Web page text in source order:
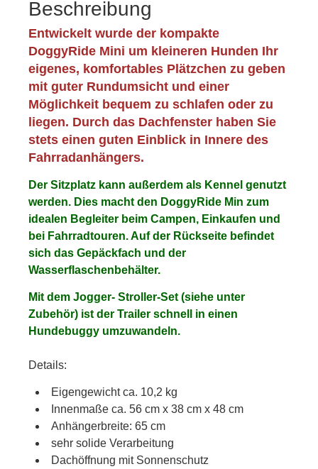
Beschreibung
Entwickelt wurde der kompakte
DoggyRide Mini um kleineren Hunden Ihr
eigenes, komfortables Plätzchen zu geben
mit guter Rundumsicht und einer
Möglichkeit bequem zu schlafen oder zu
liegen. Durch das Dachfenster haben Sie
stets einen guten Einblick in Innere des
Fahrradanhängers.
Der Sitzplatz kann außerdem als Kennel genutzt
werden. Dies macht den DoggyRide Min zum
idealen Begleiter beim Campen, Einkaufen und
bei Fahrradtouren. Auf der Rückseite befindet
sich das Gepäckfach und der
Wasserflaschenbehälter.
Mit dem Jogger- Stroller-Set (siehe unter
Zubehör) ist der Trailer schnell in einen
Hundebuggy umzuwandeln.
Details:
Eigengewicht ca. 10,2 kg
Innenmaße ca. 56 cm x 38 cm x 48 cm
Anhängerbreite: 65 cm
sehr solide Verarbeitung
Dachöffnung mit Sonnenschutz